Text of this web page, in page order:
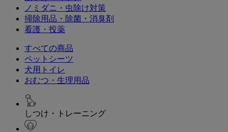
ノミダニ・虫除け対策
掃除用品・除菌・消臭剤
看護・投薬
すべての商品
ペットシーツ
犬用トイレ
おむつ・生理用品
しつけ・トレーニング